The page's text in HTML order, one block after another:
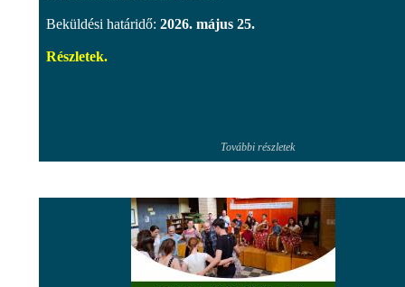
Beküldési határidő: 2026. május 25.
Részletek.
További részletek